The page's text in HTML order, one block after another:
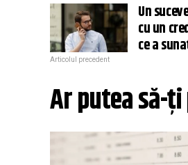
Un
cu un
ce a
Articolul precedent
Ar putea să-